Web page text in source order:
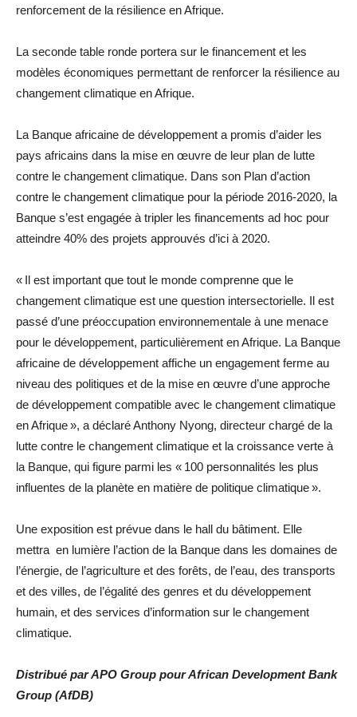
renforcement de la résilience en Afrique.
La seconde table ronde portera sur le financement et les
modèles économiques permettant de renforcer la résilience au
changement climatique en Afrique.
La Banque africaine de développement a promis d’aider les
pays africains dans la mise en œuvre de leur plan de lutte
contre le changement climatique. Dans son Plan d’action
contre le changement climatique pour la période 2016-2020, la
Banque s’est engagée à tripler les financements ad hoc pour
atteindre 40% des projets approuvés d’ici à 2020.
« Il est important que tout le monde comprenne que le
changement climatique est une question intersectorielle. Il est
passé d’une préoccupation environnementale à une menace
pour le développement, particulièrement en Afrique. La Banque
africaine de développement affiche un engagement ferme au
niveau des politiques et de la mise en œuvre d’une approche
de développement compatible avec le changement climatique
en Afrique », a déclaré Anthony Nyong, directeur chargé de la
lutte contre le changement climatique et la croissance verte à
la Banque, qui figure parmi les « 100 personnalités les plus
influentes de la planète en matière de politique climatique ».
Une exposition est prévue dans le hall du bâtiment. Elle
mettra en lumière l’action de la Banque dans les domaines de
l’énergie, de l’agriculture et des forêts, de l’eau, des transports
et des villes, de l’égalité des genres et du développement
humain, et des services d’information sur le changement
climatique.
Distribué par APO Group pour African Development Bank
Group (AfDB)